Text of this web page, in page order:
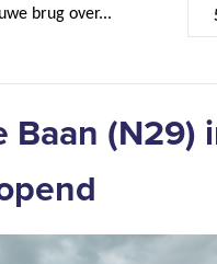
brug over...
Baan (N29)